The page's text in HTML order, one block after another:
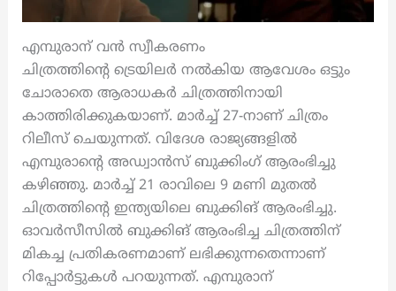
എമ്പുരാന് വൻ സ്വീകരണം
ചിത്രത്തിന്റെ ട്രെയിലർ നൽകിയ ആവേശം ഒട്ടും
ചോരാതെ ആരാധകർ ചിത്രത്തിനായി
കാത്തിരിക്കുകയാണ്. മാര്‍ച്ച് 27-നാണ് ചിത്രം
റിലീസ് ചെയുന്നത്. വിദേശ രാജ്യങ്ങളിൽ
എമ്പുരാന്റെ അഡ്വാൻസ് ബുക്കിംഗ് ആരംഭിച്ചു
കഴിഞ്ഞു. മാര്‍ച്ച് 21 രാവിലെ 9 മണി മുതൽ
ചിത്രത്തിന്റെ ഇന്ത്യയിലെ ബുക്കിങ് ആരംഭിച്ചു.
ഓവർസീസിൽ ബുക്കിങ് ആരംഭിച്ച ചിത്രത്തിന്
മികച്ച പ്രതികരണമാണ് ലഭിക്കുന്നതെന്നാണ്
റിപ്പോർട്ടുകൾ പറയുന്നത്. എമ്പുരാന്